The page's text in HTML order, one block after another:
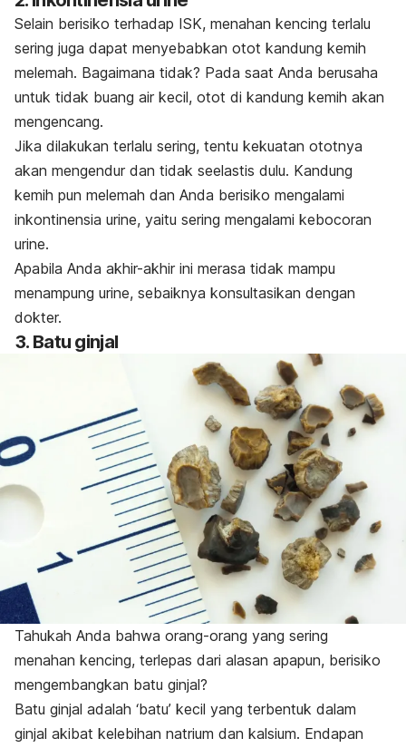
Selain berisiko terhadap ISK, menahan kencing terlalu
sering juga dapat menyebabkan otot kandung kemih
melemah. Bagaimana tidak? Pada saat Anda berusaha
untuk tidak buang air kecil, otot di kandung kemih akan
mengencang.
Jika dilakukan terlalu sering, tentu kekuatan ototnya
akan mengendur dan tidak seelastis dulu. Kandung
kemih pun melemah dan Anda berisiko mengalami
inkontinensia urine, yaitu sering mengalami kebocoran
urine.
Apabila Anda akhir-akhir ini merasa tidak mampu
menampung urine, sebaiknya konsultasikan dengan
dokter.
3. Batu ginjal
Tahukah Anda bahwa orang-orang yang sering
menahan kencing, terlepas dari alasan apapun, berisiko
mengembangkan batu ginjal?
Batu ginjal adalah ‘batu’ kecil yang terbentuk dalam
ginjal akibat kelebihan natrium dan kalsium. Endapan